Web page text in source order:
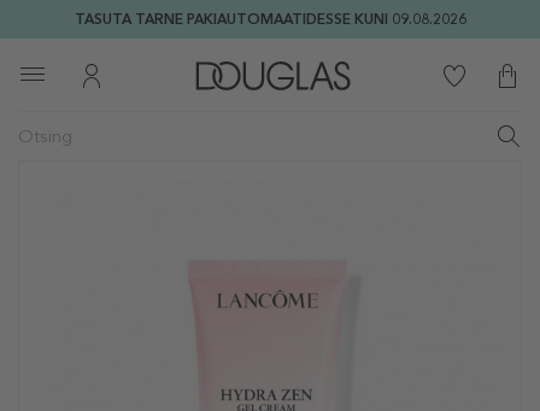
TASUTA TARNE PAKIAUTOMAATIDESSE KUNI 09.08.2026